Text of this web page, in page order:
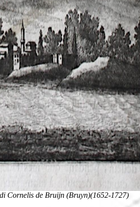
Cornelis de Bruijn (Bruyn)(1652-1727)